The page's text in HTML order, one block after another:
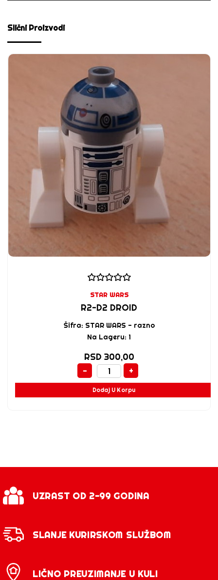
Slični Proizvodi
STAR WARS
R2-D2 DROID
Šifra: STAR WARS - razno
Na Lageru: 1
RSD 300,00
-
+
Dodaj U Korpu
UZRAST OD 2-99 GODINA
SLANJE KURIRSKOM SLUŽBOM
LIČNO PREUZIMANJE U KULI